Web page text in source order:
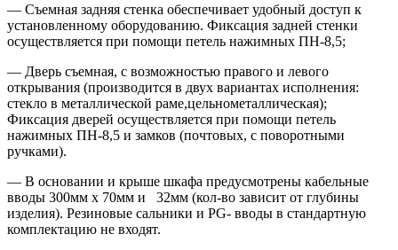
— Съемная задняя стенка обеспечивает удобный доступ к
установленному оборудованию. Фиксация задней стенки
осуществляется при помощи петель нажимных ПН-8,5;
— Дверь съемная, с возможностью правого и левого
открывания (производится в двух вариантах исполнения:
стекло в металлической раме,цельнометаллическая);
Фиксация дверей осуществляется при помощи петель
нажимных ПН-8,5 и замков (почтовых, с поворотными
ручками).
— В основании и крыше шкафа предусмотрены кабельные
вводы 300мм х 70мм и 32мм (кол-во зависит от глубины
изделия). Резиновые сальники и PG- вводы в стандартную
комплектацию не входят.